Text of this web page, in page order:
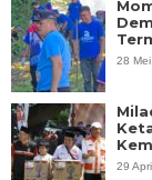
28
29